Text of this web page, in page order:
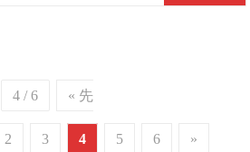
4 / 6 « 先
2 3 4 5 6 »